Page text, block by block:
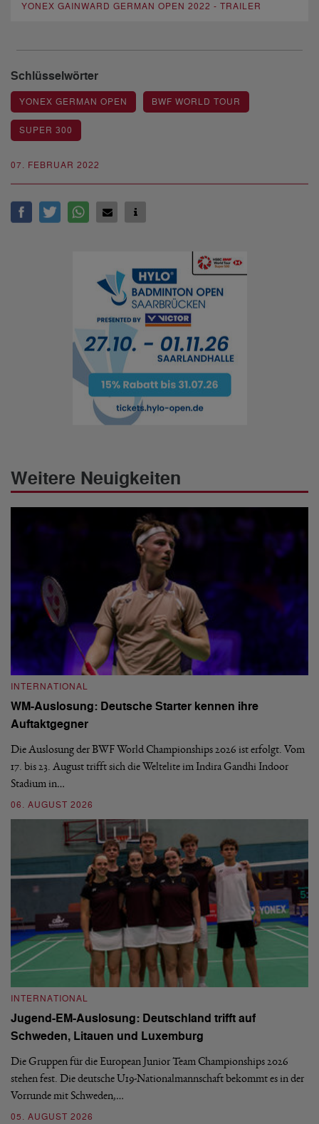
07. FEBRUAR 2022
YONEX GAINWARD GERMAN OPEN 2022 - TRAILER
Schlüsselwörter
YONEX GERMAN OPEN BWF WORLD TOUR
SUPER 300
Weitere Neuigkeiten
INTERNATIONAL
WM-Auslosung: Deutsche Starter kennen ihre
Auftaktgegner
Die Auslosung der BWF World Championships 2026 ist erfolgt. Vom
17. bis 23. August trifft sich die Weltelite im Indira Gandhi Indoor
Stadium in…
06. AUGUST 2026
INTERNATIONAL
Jugend-EM-Auslosung: Deutschland trifft auf
Schweden, Litauen und Luxemburg
Die Gruppen für die European Junior Team Championships 2026
stehen fest. Die deutsche U19-Nationalmannschaft bekommt es in der
Vorrunde mit Schweden,…
05. AUGUST 2026